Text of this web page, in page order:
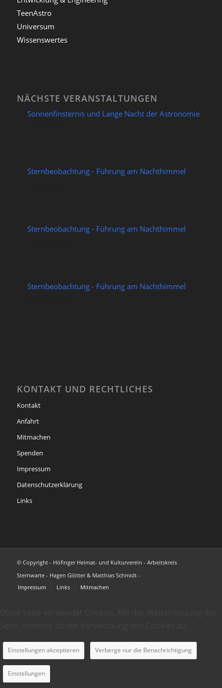
TeenAstro
Universum
Wissenswertes
NÄCHSTE VERANSTALTUNGEN
Sonnenfinsternis und Lange Nacht der Astronomie
Sternbeobachtung - Führung am Nachthimmel
Sternbeobachtung - Führung am Nachthimmel
Sternbeobachtung - Führung am Nachthimmel
KONTAKT UND RECHTLICHES
Kontakt
Anfahrt
Mitmachen
Spenden
Impressum
Datenschutzerklärung
Links
© Copyright - Höfinger Heimat- und Kulturverein - Arbeitskreis
Sternwarte - Hagen Glötter & Matthias Schmidt -
Impressum
Links Mitmachen
Einstellungen akzeptieren Verberge nur die Benachrichtigung
Einstellungen